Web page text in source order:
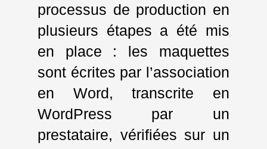
processus de production en
plusieurs étapes a été mis
en place : les maquettes
sont écrites par l’association
en Word, transcrite en
WordPress par un
prestataire, vérifiées sur un